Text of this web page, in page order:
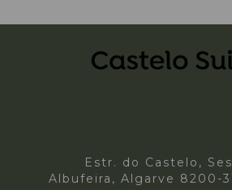
Estr. do Castelo,
Albufeira, Algarve 8200-